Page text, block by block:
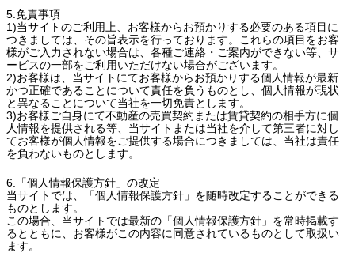
5.免責事項
1)当サイトのご利用上、お客様からお預かりする必要のある項目に
つきましては、その旨表示を行っております。これらの項目をお客
様がご入力されない場合は、各種ご連絡・ご案内ができない等、サ
ービスの一部をご利用いただけない場合がございます。
2)お客様は、当サイトにてお客様からお預かりする個人情報が最新
かつ正確であることについて責任を負うものとし、個人情報が現状
と異なることについて当社を一切免責とします。
3)お客様ご自身にて不動産の売買契約または賃貸契約の相手方に個
人情報を提供される等、当サイトまたは当社を介して第三者に対し
てお客様が個人情報をご提供する場合につきましては、当社は責任
を負わないものとします。
6.「個人情報保護方針」の改定
当サイトでは、「個人情報保護方針」を随時改定することができる
ものとします。
この場合、当サイトでは最新の「個人情報保護方針」を常時掲載す
るとともに、お客様がこの内容に同意されているものとして取扱い
ます。